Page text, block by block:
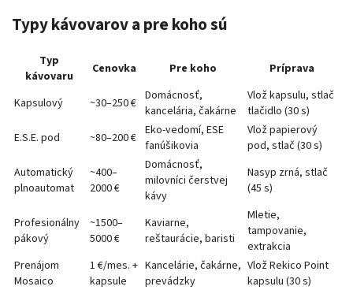
Typy kávovarov a pre koho sú
Typ
kávovaru
Cenovka Pre koho Príprava
Kapsulový ~30–250 € Domácnosť,
kancelária, čakárne
Vlož kapsulu, stlač
tlačidlo (30 s)
E.S.E. pod
~80–200 € Eko-vedomí, ESE
fanúšikovia
Vlož papierový
pod, stlač (30 s)
Automatický
plnoautomat
~400–
2000 €
Domácnosť,
milovníci čerstvej
kávy
Nasyp zrná, stlač
(45 s)
Profesionálny
pákový
~1500–
5000 €
Kaviarne,
reštaurácie, baristi
Mletie,
tampovanie,
extrakcia
Prenájom
Mosaico
1 €/mes. +
kapsule
Kancelárie, čakárne,
prevádzky
Vlož Rekico Point
kapsulu (30 s)